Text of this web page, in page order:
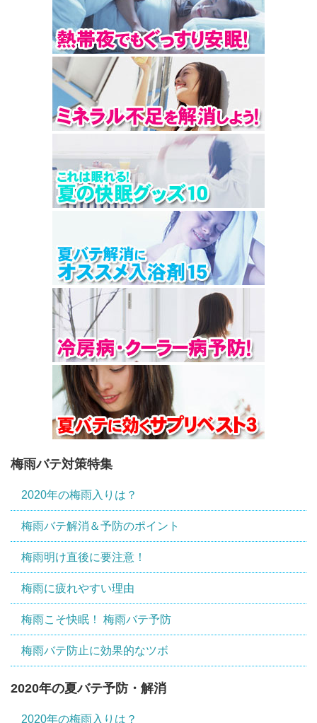
梅雨バテ対策特集
2020年の梅雨入りは？
梅雨バテ解消＆予防のポイント
梅雨明け直後に要注意！
梅雨に疲れやすい理由
梅雨こそ快眠！ 梅雨バテ予防
梅雨バテ防止に効果的なツボ
2020年の夏バテ予防・解消
2020年の梅雨入りは？